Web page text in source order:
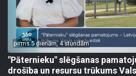
pirms 5 dienām, 4 stundām
"Pāternieku" slēgšanas
drošība un resursu trūkums